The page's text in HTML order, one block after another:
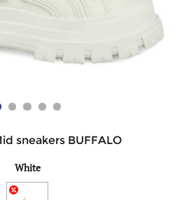
sneakers BUFFALO
White